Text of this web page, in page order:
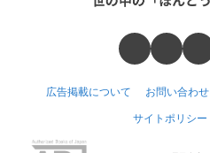
広告掲載について お問い合わせ
サイトポリシー